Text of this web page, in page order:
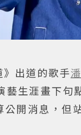
出道的歌手
藝生涯畫下句
公開消息，但